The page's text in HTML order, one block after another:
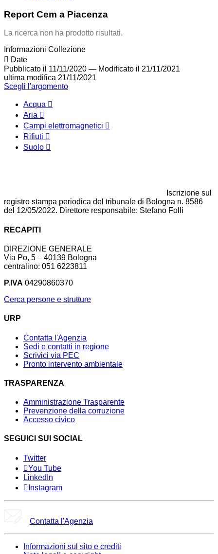
Report Cem a Piacenza
La ricerca non ha prodotto risultati.
Informazioni Collezione
Date
Pubblicato il 11/11/2020 — Modificato il 21/11/2021
ultima modifica 21/11/2021
Scegli l'argomento
Acqua
Aria
Campi elettromagnetici
Rifiuti
Suolo
Iscrizione sul
registro stampa periodica del tribunale di Bologna n. 8586
del 12/05/2022. Direttore responsabile: Stefano Folli
RECAPITI
DIREZIONE GENERALE
Via Po, 5 – 40139 Bologna
centralino: 051 6223811
P.IVA 04290860370
Cerca persone e strutture
URP
Contatta l'Agenzia
Sedi e contatti in regione
Scrivici via PEC
Pronto intervento ambientale
TRASPARENZA
Amministrazione Trasparente
Prevenzione della corruzione
Accesso civico
SEGUICI SUI SOCIAL
Twitter
You Tube
LinkedIn
Instagram
Contatta l'Agenzia
Informazioni sul sito e crediti